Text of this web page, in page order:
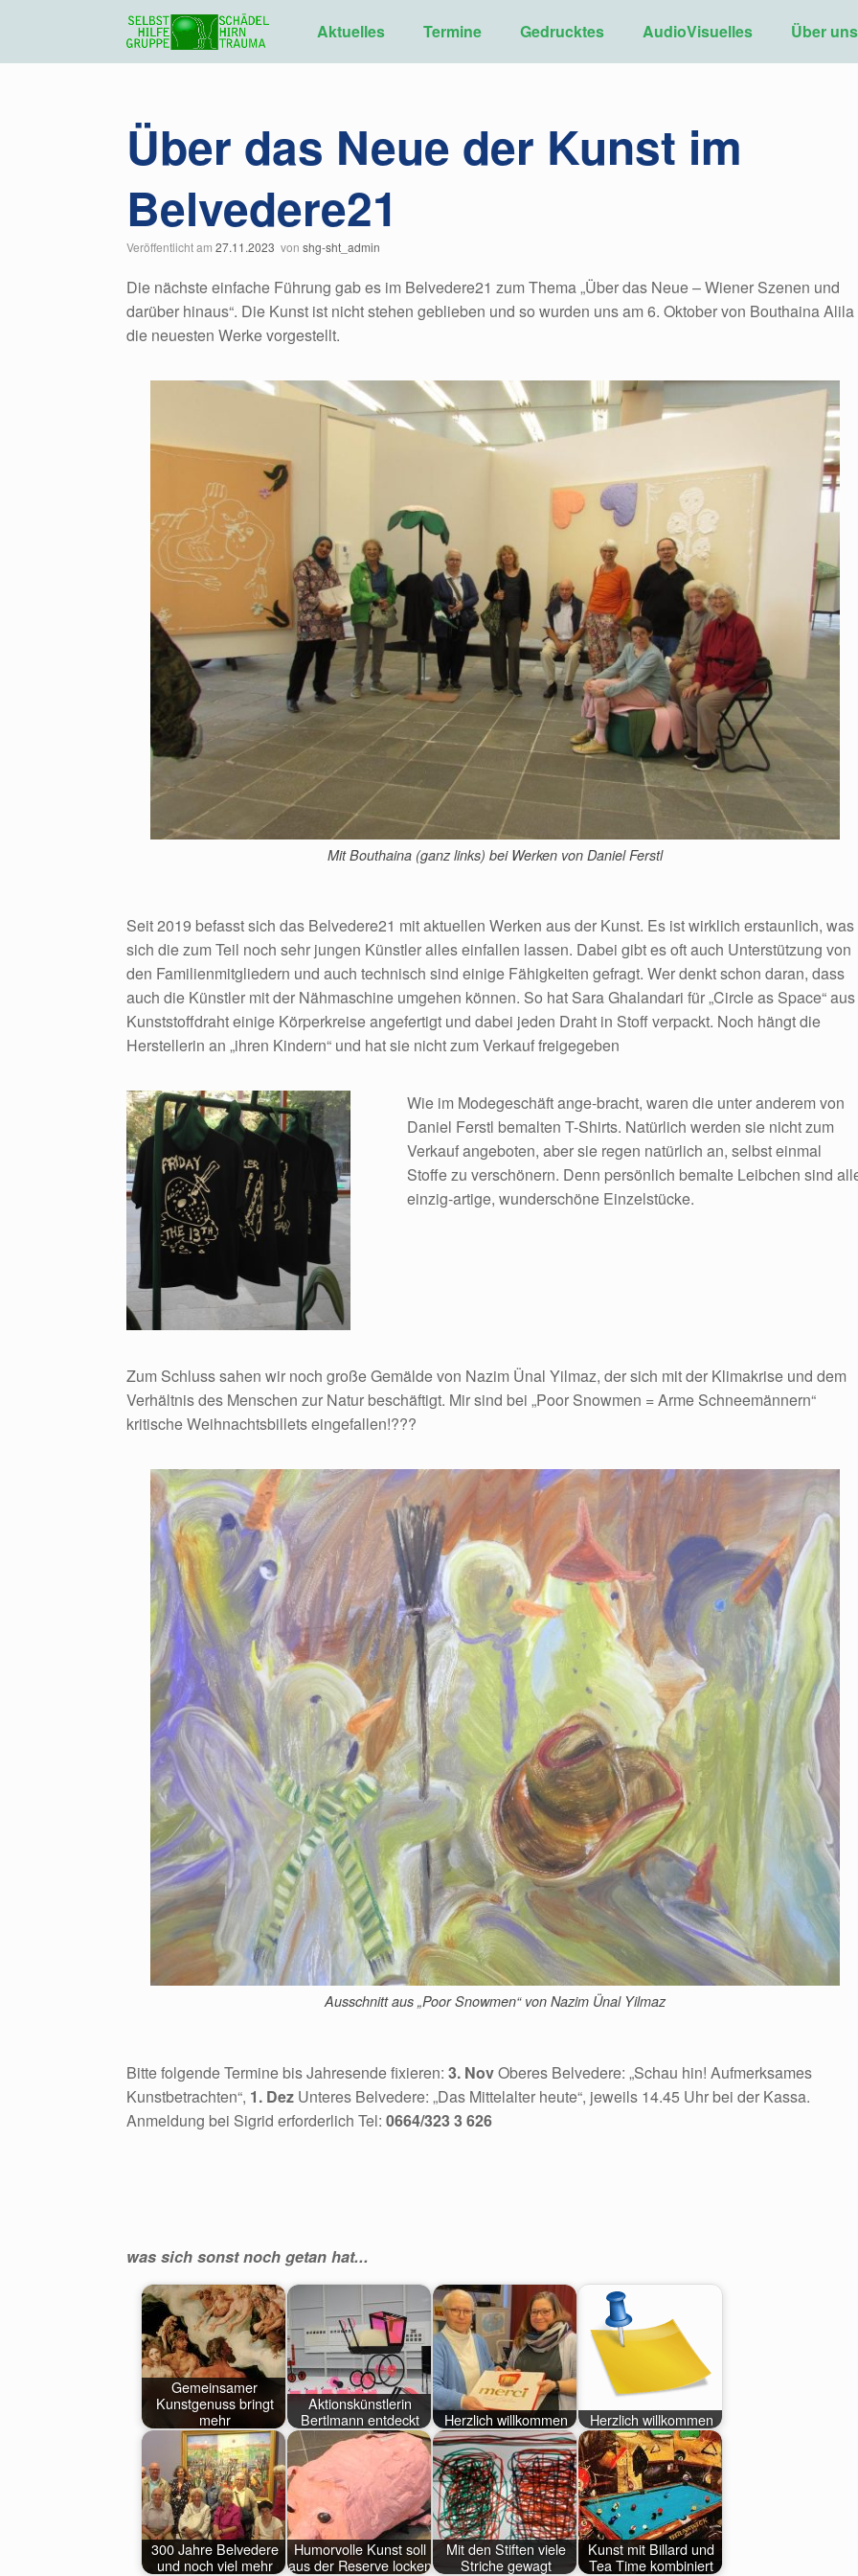
Aktuelles Termine Gedrucktes AudioVisuelles Über uns
Über das Neue der Kunst im
Belvedere21
Veröffentlicht am 27.11.2023 von shg-sht_admin
Die nächste einfache Führung gab es im Belvedere21 zum Thema „Über das Neue – Wiener Szenen und
darüber hinaus“. Die Kunst ist nicht stehen geblieben und so wurden uns am 6. Oktober von Bouthaina Alila
die neuesten Werke vorgestellt.
Mit Bouthaina (ganz links) bei Werken von Daniel Ferstl
Seit 2019 befasst sich das Belvedere21 mit aktuellen Werken aus der Kunst. Es ist wirklich erstaunlich, was
sich die zum Teil noch sehr jungen Künstler alles einfallen lassen. Dabei gibt es oft auch Unterstützung von
den Familienmitgliedern und auch technisch sind einige Fähigkeiten gefragt. Wer denkt schon daran, dass
auch die Künstler mit der Nähmaschine umgehen können. So hat Sara Ghalandari für „Circle as Space“ aus
Kunststoffdraht einige Körperkreise angefertigt und dabei jeden Draht in Stoff verpackt. Noch hängt die
Herstellerin an „ihren Kindern“ und hat sie nicht zum Verkauf freigegeben
Wie im Modegeschäft ange-bracht, waren die unter anderem von
Daniel Ferstl bemalten T-Shirts. Natürlich werden sie nicht zum
Verkauf angeboten, aber sie regen natürlich an, selbst einmal
Stoffe zu verschönern. Denn persönlich bemalte Leibchen sind
einzig-artige, wunderschöne Einzelstücke.
Zum Schluss sahen wir noch große Gemälde von Nazim Ünal Yilmaz, der sich mit der Klimakrise und dem
Verhältnis des Menschen zur Natur beschäftigt. Mir sind bei „Poor Snowmen = Arme Schneemännern“
kritische Weihnachtsbillets eingefallen!???
Ausschnitt aus „Poor Snowmen“ von Nazim Ünal Yilmaz
Bitte folgende Termine bis Jahresende fixieren: 3. NovOberes Belvedere: „Schau hin! Aufmerksames
Kunstbetrachten“, 1. Dez Unteres Belvedere: „Das Mittelalter heute“, jeweils 14.45 Uhr bei der Kassa.
Anmeldung bei Sigrid erforderlich Tel: 0664/323 3 626
was sich sonst noch getan hat...
Gemeinsamer
Kunstgenuss bringt
mehr
Aktionskünstlerin
Bertlmann entdeckt
Herzlich willkommen Herzlich willkommen
300 Jahre Belvedere
und noch viel mehr
Humorvolle Kunst soll
aus der Reserve locken
Mit den Stiften viele
Striche gewagt
Kunst mit Billard und
Tea Time kombiniert